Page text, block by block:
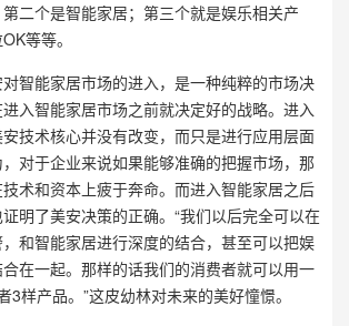
二个是智能家居；第三个就是娱乐相关产
等等。
智能家居市场的进入，是一种纯粹的市场决
入智能家居市场之前就决定好的战略。进入
技术核心并没有改变，而只是进行应用层面
对于企业来说如果能够准确的把握市场，那
术和资本上疲于奔命。而进入智能家居之后
明了美安决策的正确。“我们以后完全可以在
和智能家居进行深度的结合，甚至可以把娱
在一起。那样的话我们的消费者就可以用一
3样产品。”这皮幼林对未来的美好憧憬。